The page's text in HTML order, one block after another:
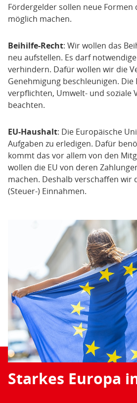
Fördergelder sollen neue
möglich machen.
Beihilfe-Recht: Wir wollen das
neu aufstellen. Es darf
verhindern. Dafür wollen wir die
Genehmigung beschleunigen. Die
verpflichten, Umwelt- und soziale
beachten.
EU-Haushalt: Die Europäische
Aufgaben zu erledigen. Dafür
kommt das vor allem von den
wollen die EU von deren
machen. Deshalb verschaffen wir
(Steuer-) Einnahmen.
Starkes Europa